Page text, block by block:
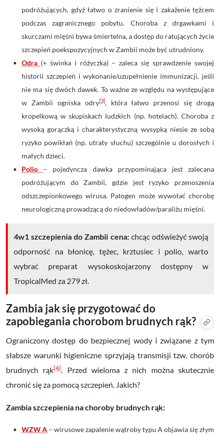
podróżujących, gdyż łatwo o zranienie się i zakażenie tężcem
podczas zagranicznego pobytu. Choroba z drgawkami i
skurczami mięśni bywa śmiertelna, a dostęp do ratujących życie
szczepień poekspozycyjnych w Zambii może być utrudniony.
Odra (+ świnka i różyczka) – zaleca się sprawdzenie swojej
historii szczepień i wykonanie/uzupełnienie immunizacji, jeśli
nie ma się dwóch dawek. To ważne ze względu na występujące
w Zambii ogniska odry[3], która łatwo przenosi się drogą
kropelkową w skupiskach ludzkich (np. hotelach). Choroba z
wysoką gorączką i charakterystyczną wysypką niesie ze sobą
ryzyko powikłań (np. utraty słuchu) szczególnie u dorosłych i
małych dzieci.
Polio – pojedyncza dawka przypominająca jest zalecana
podróżującym do Zambii, gdzie jest ryzyko przenoszenia
odszczepionkowego wirusa. Patogen może wywołać chorobę
neurologiczną prowadzącą do niedowładów/paraliżu mięśni.
4w1 szczepienia do Zambii cena:chcąc odświeżyć swoją
odporność na błonicę, tężec, krztusiec i polio, warto
wybrać preparat wysokoskojarzony dostępny w
TropicalMed za 279 zł.
Zambia jak się przygotować do
zapobiegania chorobom brudnych rąk?
Ograniczony dostęp do bezpiecznej wody i związane z tym
słabsze warunki higieniczne sprzyjają transmisji tzw. chorób
brudnych rąk[4]
. Przed wieloma z nich można skutecznie
chronić się za pomocą szczepień. Jakich?
Zambia szczepienia na choroby brudnych rąk:
WZW A – wirusowe zapalenie wątroby typu A objawia się złym